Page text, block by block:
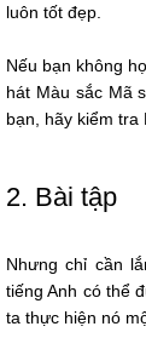
luôn tốt đẹp.
Nếu bạn không
hát Màu sắc Mã
bạn, hãy kiểm tra
2. Bài tập
Nhưng chỉ cần
tiếng Anh có thể
ta thực hiện nó